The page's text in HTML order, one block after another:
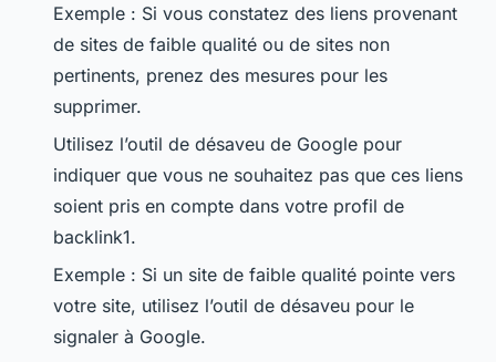
Exemple : Si vous constatez des liens provenant
de sites de faible qualité ou de sites non
pertinents, prenez des mesures pour les
supprimer.
Utilisez l’outil de désaveu de Google pour
indiquer que vous ne souhaitez pas que ces liens
soient pris en compte dans votre profil de
backlink1.
Exemple : Si un site de faible qualité pointe vers
votre site, utilisez l’outil de désaveu pour le
signaler à Google.